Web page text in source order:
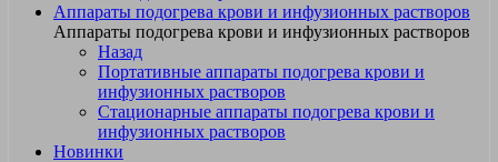
Аппараты подогрева крови и инфузионных растворов
Аппараты подогрева крови и инфузионных растворов
Назад
Портативные аппараты подогрева крови и
инфузионных растворов
Стационарные аппараты подогрева крови и
инфузионных растворов
Новинки